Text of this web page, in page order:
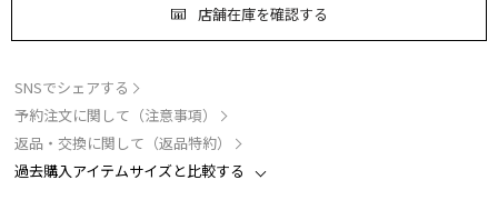
店舗在庫を確認する
SNSでシェアする
予約注文に関して（注意事項）
返品・交換に関して（返品特約）
過去購入アイテムサイズと比較する